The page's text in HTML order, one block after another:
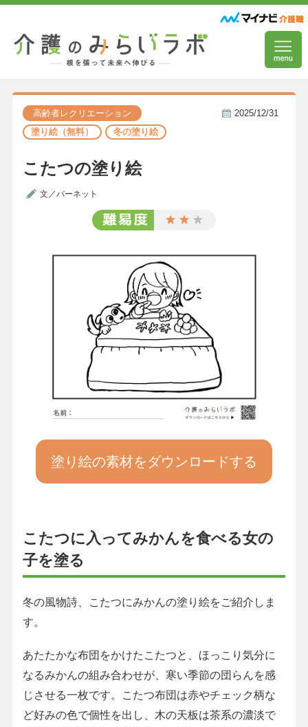
高齢者レクリエーション
塗り絵（無料）
冬の塗り絵
2025/12/31
こたつの塗り絵
文／バーネット
塗り絵の素材をダウンロードする
こたつに入ってみかんを食べる女の
子を塗る
冬の風物詩、こたつにみかんの塗り絵をご紹介しま
す。
あたたかな布団をかけたこたつと、ほっこり気分に
なるみかんの組み合わせが、寒い季節の団らんを感
じさせる一枚です。こたつ布団は赤やチェック柄な
ど好みの色で個性を出し、木の天板は茶系の濃淡で